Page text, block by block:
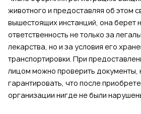
животного и предоставляя об этом
вышестоящих инстанций, она берет
ответственность не только за
лекарства, но и за условия его
транспортировки. При
лицом можно проверить документы,
гарантировать, что после
организации нигде не были